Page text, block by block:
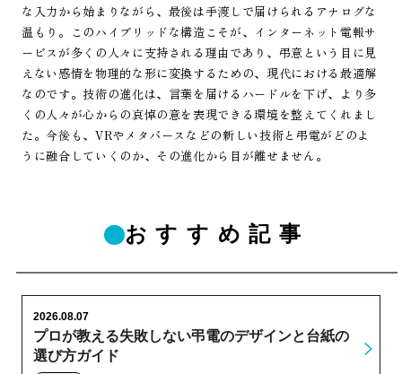
な入力から始まりながら、最後は手渡しで届けられるアナログな
温もり。このハイブリッドな構造こそが、インターネット電報サ
ービスが多くの人々に支持される理由であり、弔意という目に見
えない感情を物理的な形に変換するための、現代における最適解
なのです。技術の進化は、言葉を届けるハードルを下げ、より多
くの人々が心からの哀悼の意を表現できる環境を整えてくれまし
た。今後も、VRやメタバースなどの新しい技術と弔電がどのよ
うに融合していくのか、その進化から目が離せません。
おすすめ記事
プロが教える失敗しない弔電のデザインと台紙の
選び方ガイド
2026.08.07